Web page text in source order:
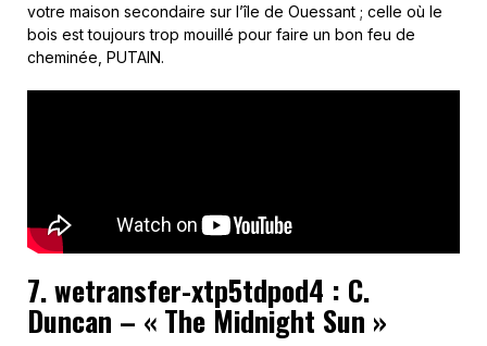
votre maison secondaire sur l’île de Ouessant ; celle où le
bois est toujours trop mouillé pour faire un bon feu de
cheminée, PUTAIN.
7. wetransfer-xtp5tdpod4 : C.
Duncan – « The Midnight Sun »